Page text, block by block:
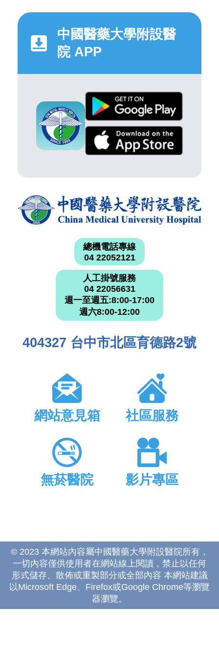
中國醫藥大學附設醫
院 APP
總機電話專線
04 22052121
人工掛號服務
04 22056631
週一至週五:8:00-17:00
週六8:00-12:00
404327 台中市北區育德路2號
網站意見箱 社區服務
無菸醫院 影片專區
© 2023 本網站內容屬中國醫藥大學附設醫院所有，
一切內容僅供使用者在網站線上閱讀，禁止以任何
形式儲存、散佈或重製部分或全部內容 本網站建議
以Microsoft Edge、Firefox或Google Chrome等瀏覽
器瀏覽。